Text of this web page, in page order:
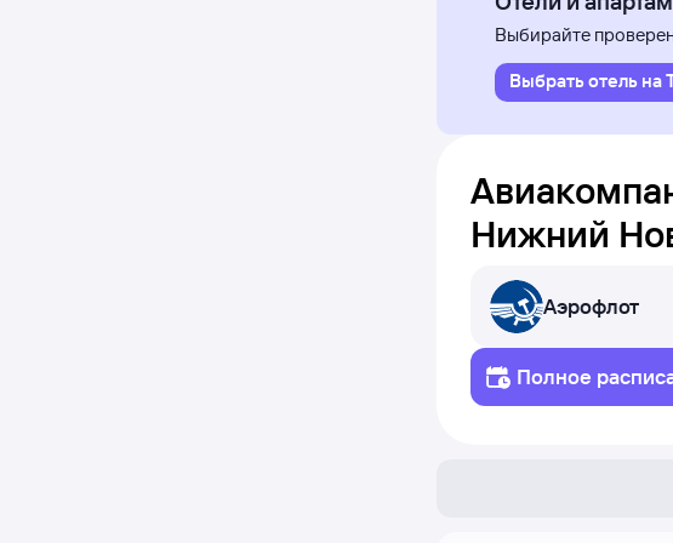
Выбирайте
Выбрать отель на
Нижний
Аэрофлот
Полное